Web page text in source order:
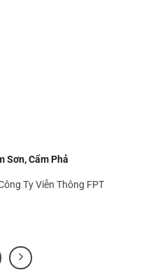
Sơn, Cẩm Phả
Ty Viễn Thông FPT